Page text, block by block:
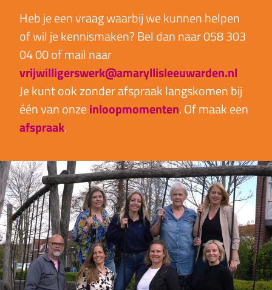
Heb je een vraag waarbij we kunnen helpen
of wil je kennismaken? Bel dan naar 058 303
04 00 of mail naar
vrijwilligerswerk@amaryllisleeuwarden.nl
Je kunt ook zonder afspraak langskomen bij
één van onzeinloopmomenten. Of maak een
afspraak.